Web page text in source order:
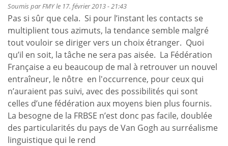
Equibel
Soumis parFMYle 17. février 2013 - 21:43
Pas si sûr que cela. Si pour l’instant les contacts se
multiplient tous azimuts, la tendance semble malgré
tout vouloir se diriger vers un choix étranger. Quoi
qu’il en soit, la tâche ne sera pas aisée. La Fédération
Française a eu beaucoup de mal à retrouver un nouvel
entraîneur, le nôtre en l'occurrence, pour ceux qui
n’auraient pas suivi, avec des possibilités qui sont
celles d’une fédération aux moyens bien plus fournis.
La besogne de la FRBSE n’est donc pas facile, doublée
des particularités du pays de Van Gogh au surréalisme
linguistique qui le rend